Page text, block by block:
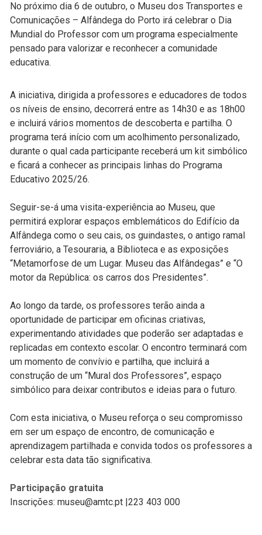
No próximo dia 6 de outubro, o Museu dos Transportes e
Comunicações – Alfândega do Porto irá celebrar o Dia
Mundial do Professor com um programa especialmente
pensado para valorizar e reconhecer a comunidade
educativa.
A iniciativa, dirigida a professores e educadores de todos
os níveis de ensino, decorrerá entre as 14h30 e as 18h00
e incluirá vários momentos de descoberta e partilha. O
programa terá início com um acolhimento personalizado,
durante o qual cada participante receberá um kit simbólico
e ficará a conhecer as principais linhas do Programa
Educativo 2025/26.
Seguir-se-á uma visita-experiência ao Museu, que
permitirá explorar espaços emblemáticos do Edifício da
Alfândega como o seu cais, os guindastes, o antigo ramal
ferroviário, a Tesouraria, a Biblioteca e as exposições
“Metamorfose de um Lugar. Museu das Alfândegas” e “O
motor da República: os carros dos Presidentes”.
Ao longo da tarde, os professores terão ainda a
oportunidade de participar em oficinas criativas,
experimentando atividades que poderão ser adaptadas e
replicadas em contexto escolar. O encontro terminará com
um momento de convívio e partilha, que incluirá a
construção de um “Mural dos Professores”, espaço
simbólico para deixar contributos e ideias para o futuro.
Com esta iniciativa, o Museu reforça o seu compromisso
em ser um espaço de encontro, de comunicação e
aprendizagem partilhada e convida todos os professores a
celebrar esta data tão significativa.
Participação gratuita
Inscrições: museu@amtc.pt |223 403 000